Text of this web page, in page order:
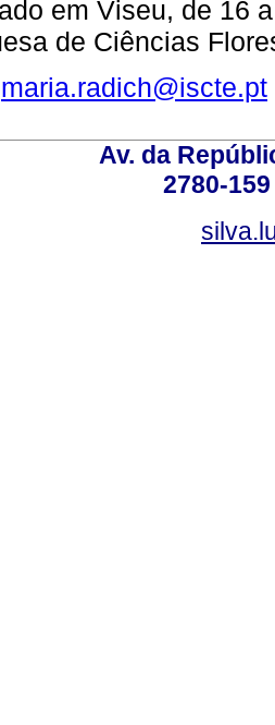
em Viseu, de 16
de Ciências
maria.radich@iscte.pt
Av. da
2780-